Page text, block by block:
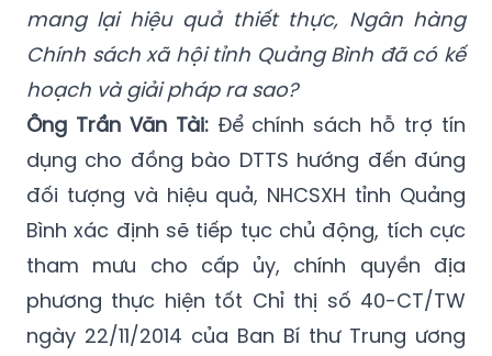
mang lại hiệu quả thiết thực, Ngân hàng
Chính sách xã hội tỉnh Quảng Bình đã có kế
hoạch và giải pháp ra sao?
Ông Trần Văn Tài: Để chính sách hỗ trợ tín
dụng cho đồng bào DTTS hướng đến đúng
đối tượng và hiệu quả, NHCSXH tỉnh Quảng
Bình xác định sẽ tiếp tục chủ động, tích cực
tham mưu cho cấp ủy, chính quyền địa
phương thực hiện tốt Chỉ thị số 40-CT/TW
ngày 22/11/2014 của Ban Bí thư Trung ương